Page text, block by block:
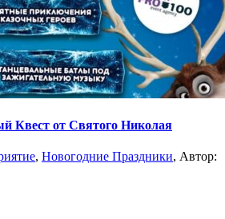
Квест от Святого Николая
, Новогодние Праздники, Автор: